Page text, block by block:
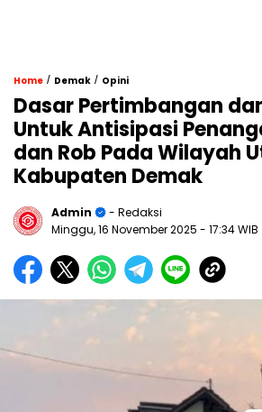
Home / Demak / Opini
Dasar Pertimbangan
Untuk Antisipasi
dan Rob Pada Wilayah
Kabupaten Demak
Admin
- Redaksi
Minggu, 16 November 2025 - 17:34 WIB